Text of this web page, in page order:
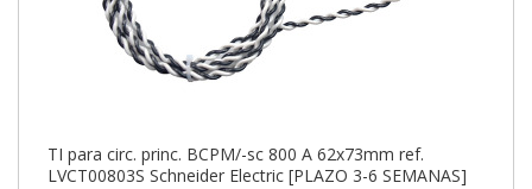
TI para circ. princ. BCPM/-sc 800 A 62x73mm ref.
LVCT00803S Schneider Electric [PLAZO 3-6 SEMANAS]